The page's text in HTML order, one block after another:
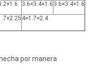
3.6×3.4×1.6 3.6×3.4×1.6
4×1.7×2.4
por manera